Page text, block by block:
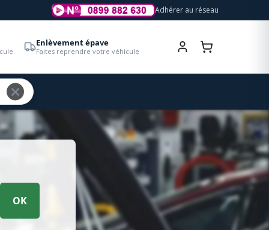
Adhérer au réseau
Enlèvement épave
Faites reprendre votre véhicule
OK